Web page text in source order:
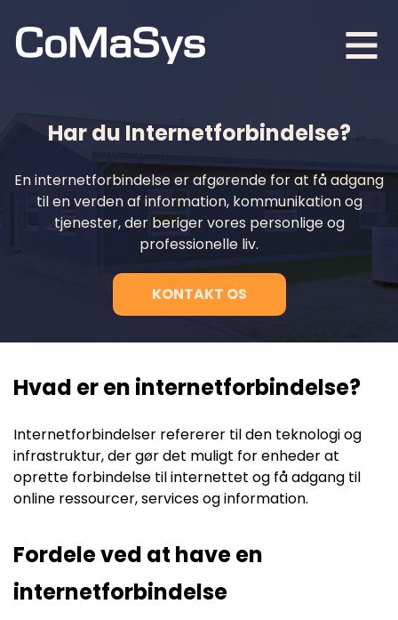
Har du Internetforbindelse?
En internetforbindelse er afgørende for at få adgang
til en verden af information, kommunikation og
tjenester, der beriger vores personlige og
professionelle liv.
KONTAKT OS
Hvad er en internetforbindelse?
Internetforbindelser refererer til den teknologi og
infrastruktur, der gør det muligt for enheder at
oprette forbindelse til internettet og få adgang til
online ressourcer, services og information.
Fordele ved at have en
internetforbindelse